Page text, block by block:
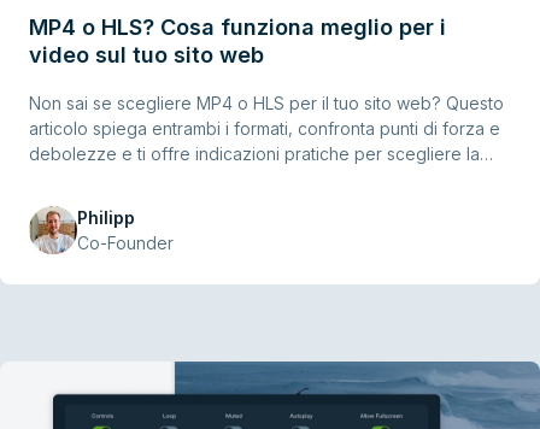
MP4 o HLS? Cosa funziona meglio per i
video sul tuo sito web
Non sai se scegliere MP4 o HLS per il tuo sito web? Questo
articolo spiega entrambi i formati, confronta punti di forza e
debolezze e ti offre indicazioni pratiche per scegliere la
Philipp
Co-Founder